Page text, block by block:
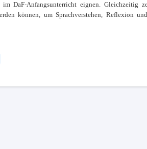
DaF-Anfangsunterricht eignen. Gleichzeitig
können, um Sprachverstehen, Reflexion